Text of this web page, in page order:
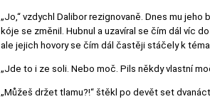
„Jo,“ vzdychl Dalibor rezignovaně. Dnes mu
kóje se změnil. Hubnul a uzavíral se čím dál víc
ale jejich hovory se čím dál častěji stáčely k
„Jde to i ze soli. Nebo moč. Pils někdy vlastní
„Můžeš držet tlamu?!“ štěkl po devět set